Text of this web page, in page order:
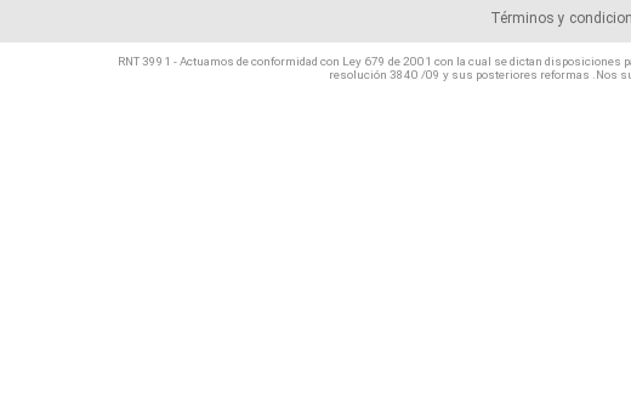
Términos y
RNT 3991 - Actuamos de conformidad con Ley 679 de 2001 con la cual se dictan
resolución 3840 /09 y sus posteriores reformas .Nos